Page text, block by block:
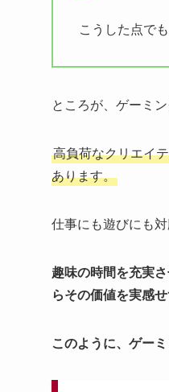
こうした点で
ところが、ゲーミ
高負荷なクリエイ
あります。
仕事にも遊びにも
趣味の時間を充実
らその価値を実感
このように、ゲー